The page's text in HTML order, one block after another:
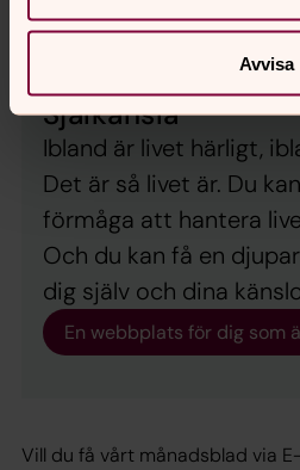
Avvisa
Själkänsla
Ibland är livet härligt,
Det är så livet är. Du
förmåga att hantera
Och du kan få en
dig själv och dina
En webbplats för dig som
Vill du få vårt månadsblad via